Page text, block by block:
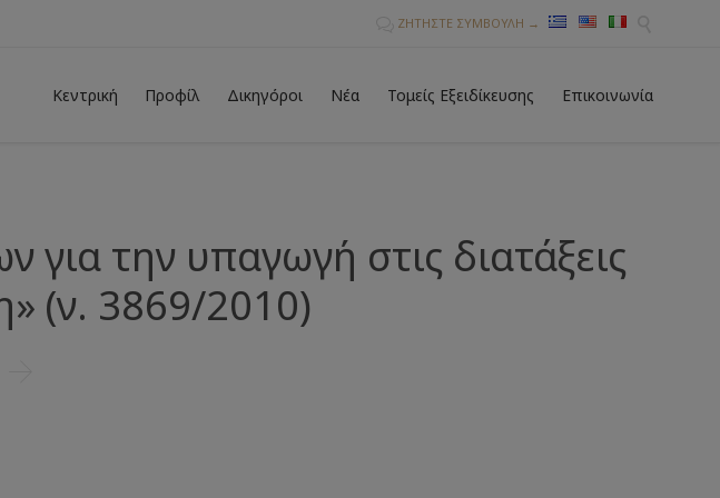
ΖΗΤΗΣΤΕ ΣΥΜΒΟΥΛΗ →
Κεντρική Προφίλ Δικηγόροι Νέα Τομείς Eξειδίκευσης Επικοινωνία
την υπαγωγή στις διατάξεις
(ν. 3869/2010)